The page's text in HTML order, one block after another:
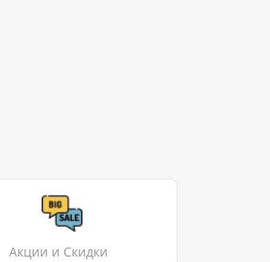
Акции и Скидки